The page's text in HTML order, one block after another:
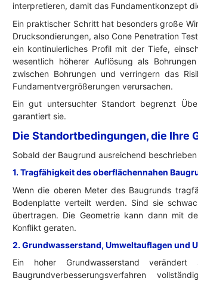
interpretieren, damit das Fundamentkonzept
Ein praktischer Schritt hat besonders große
Drucksondierungen, also Cone Penetration
ein kontinuierliches Profil mit der Tiefe,
wesentlich höherer Auflösung als
zwischen Bohrungen und verringern das
Fundamentvergrößerungen verursachen.
Ein gut untersuchter Standort begrenzt
garantiert sie.
Die Standortbedingungen, die Ihre
Sobald der Baugrund ausreichend
1. Tragfähigkeit des oberflächennahen
Wenn die oberen Meter des Baugrunds
Bodenplatte verteilt werden. Sind sie
übertragen. Die Geometrie kann dann mit
Konflikt geraten.
2. Grundwasserstand, Umweltauflagen und
Ein hoher Grundwasserstand verändert
Baugrundverbesserungsverfahren